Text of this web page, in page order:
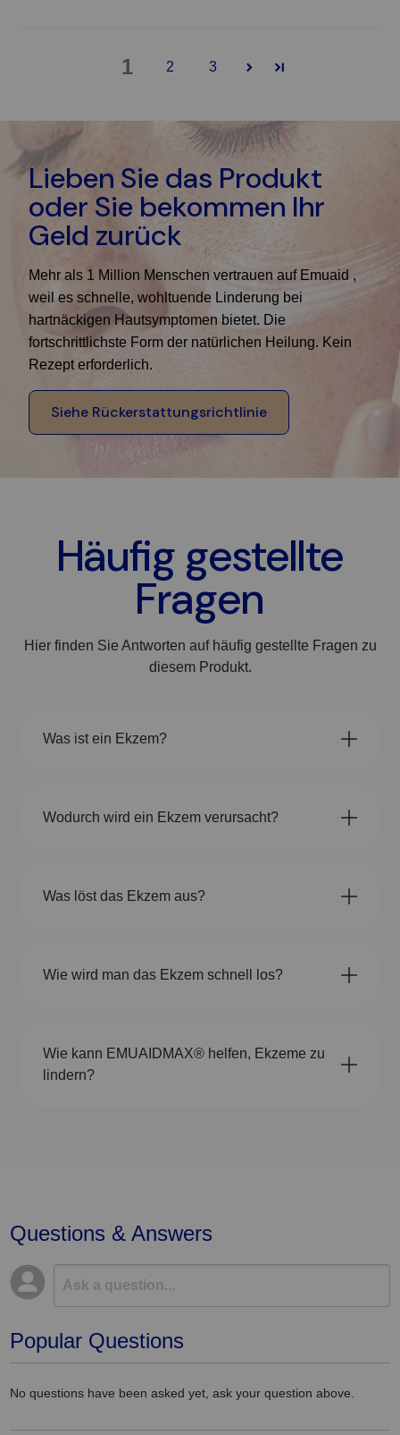
1 2 3
Lieben Sie das Produkt
oder Sie bekommen Ihr
Geld zurück
Mehr als 1 Million Menschen vertrauen auf Emuaid ,
weil es schnelle, wohltuende Linderung bei
hartnäckigen Hautsymptomen bietet. Die
fortschrittlichste Form der natürlichen Heilung. Kein
Rezept erforderlich.
Siehe Rückerstattungsrichtlinie
Häufig gestellte
Fragen
Hier finden Sie Antworten auf häufig gestellte Fragen zu
diesem Produkt.
Was ist ein Ekzem?
Wodurch wird ein Ekzem verursacht?
Was löst das Ekzem aus?
Wie wird man das Ekzem schnell los?
Wie kann EMUAIDMAX® helfen, Ekzeme zu
lindern?
Questions & Answers
Popular Questions
No questions have been asked yet, ask your question above.